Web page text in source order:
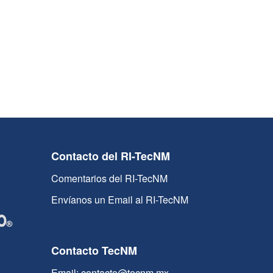
Contacto del RI-TecNM
Comentarios del RI-TecNM
Envíanos un Email al RI-TecNM
Contacto TecNM